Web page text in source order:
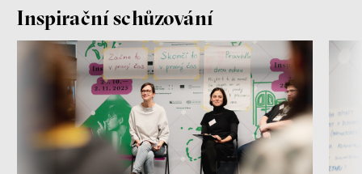
Inspirační schůzování